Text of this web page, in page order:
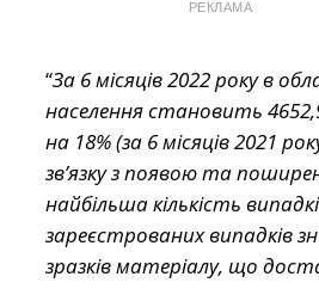
РЕКЛАМА
“За 6 місяців 2022 року в
населення становить
на 18% (за 6 місяців 2021
зв’язку з появою та
найбільша кількість
зареєстрованих випадків
зразків матеріалу, що